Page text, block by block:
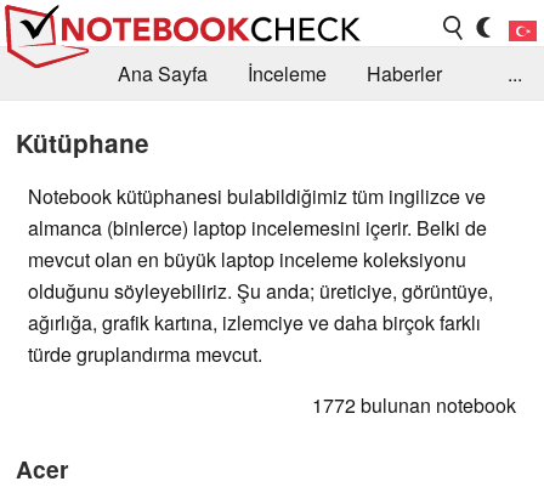
Ana Sayfa İnceleme
Haberler
...
Kütüphane
Notebook kütüphanesi bulabildiğimiz tüm ingilizce ve
almanca (binlerce) laptop incelemesini içerir. Belki de
mevcut olan en büyük laptop inceleme koleksiyonu
olduğunu söyleyebiliriz. Şu anda; üreticiye, görüntüye,
ağırlığa, grafik kartına, izlemciye ve daha birçok farklı
türde gruplandırma mevcut.
1772 bulunan notebook
Acer